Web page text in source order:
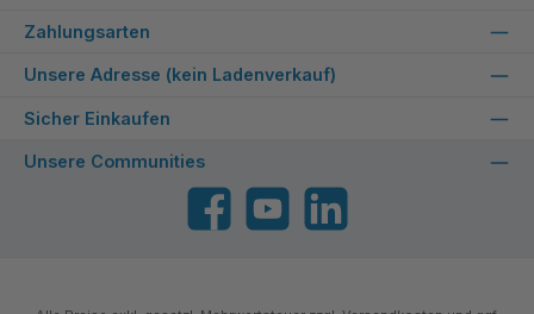
Zahlungsarten
Unsere Adresse (kein Ladenverkauf)
Sicher Einkaufen
Unsere Communities
FacebookYouTube